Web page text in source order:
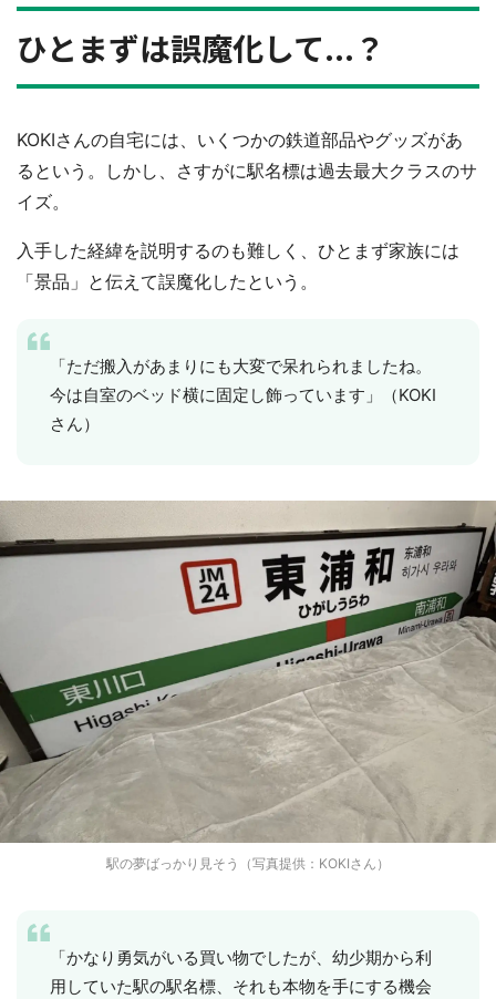
ひとまずは誤魔化して...？
KOKIさんの自宅には、いくつかの鉄道部品やグッズがあ
るという。しかし、さすがに駅名標は過去最大クラスのサ
イズ。
入手した経緯を説明するのも難しく、ひとまず家族には
「景品」と伝えて誤魔化したという。
「ただ搬入があまりにも大変で呆れられましたね。
今は自室のベッド横に固定し飾っています」（KOKI
さん）
駅の夢ばっかり見そう（写真提供：KOKIさん）
「かなり勇気がいる買い物でしたが、幼少期から利
用していた駅の駅名標、それも本物を手にする機会